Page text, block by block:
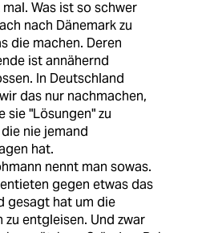
Was ist so schwer
nach Dänemark zu
die machen. Deren
ist annähernd
In Deutschland
das nur nachmachen,
sie "Lösungen" zu
nie jemand
hat.
nennt man sowas.
gegen etwas das
gesagt hat um die
zu entgleisen. Und zwar